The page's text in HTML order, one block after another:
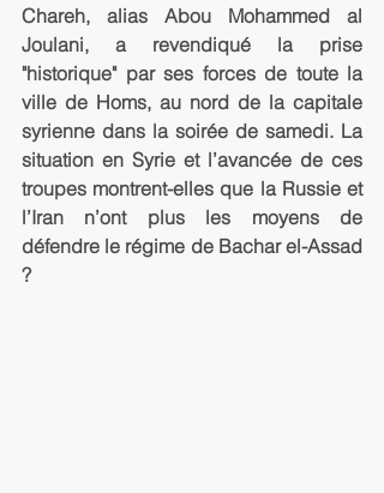
Chareh, alias Abou Mohammed al
Joulani, a revendiqué la prise
"historique" par ses forces de toute la
ville de Homs, au nord de la capitale
syrienne dans la soirée de samedi. La
situation en Syrie et l’avancée de ces
troupes montrent-elles que la Russie et
l’Iran n’ont plus les moyens de
défendre le régime de Bachar el-Assad
?